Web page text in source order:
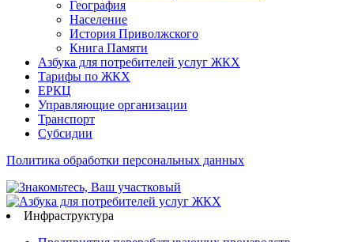
География
Население
История Приволжского
Книга Памяти
Азбука для потребителей услуг ЖКХ
Тарифы по ЖКХ
ЕРКЦ
Управляющие организации
Транспорт
Субсидии
Политика обработки персональных данных
Инфраструктура